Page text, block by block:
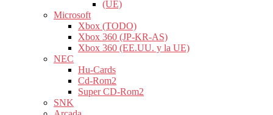
(UE)
Microsoft
Xbox (TODO)
Xbox 360 (JP-KR-AS)
Xbox 360 (EE.UU. y la UE)
NEC
Hu-Cards
Cd-Rom2
Super CD-Rom2
SNK